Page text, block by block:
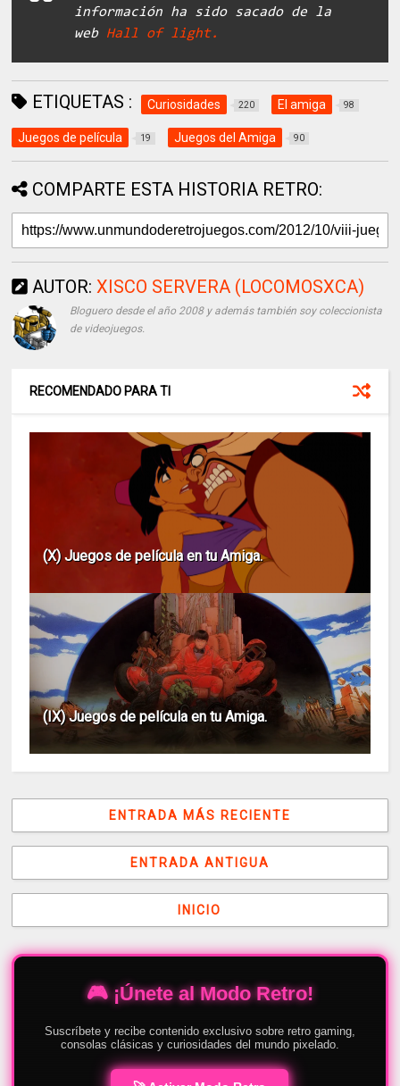
información ha sido sacado de la
web Hall of light.
ETIQUETAS : Curiosidades 220 El amiga 98
Juegos de película 19 Juegos del Amiga 90
COMPARTE ESTA HISTORIA RETRO:
AUTOR: XISCO SERVERA (LOCOMOSXCA)
Bloguero desde el año 2008 y además también soy coleccionista
de videojuegos.
RECOMENDADO PARA TI
(X) Juegos de película en tu Amiga.
(IX) Juegos de película en tu Amiga.
ENTRADA MÁS RECIENTE
ENTRADA ANTIGUA
INICIO
🎮 ¡Únete al Modo Retro!
Suscríbete y recibe contenido exclusivo sobre retro gaming,
consolas clásicas y curiosidades del mundo pixelado.